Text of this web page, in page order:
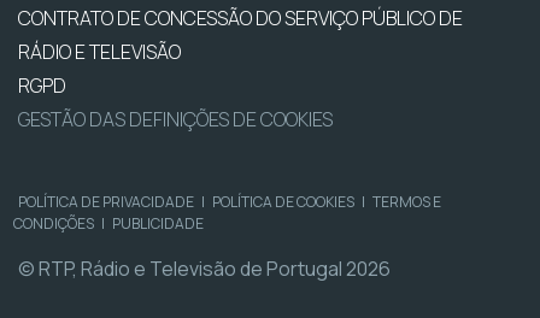
CONTRATO DE CONCESSÃO DO SERVIÇO PÚBLICO DE
RÁDIO E TELEVISÃO
RGPD
GESTÃO DAS DEFINIÇÕES DE COOKIES
POLÍTICA DE PRIVACIDADE | POLÍTICA DE COOKIES | TERMOS E
CONDIÇÕES | PUBLICIDADE
© RTP, Rádio e Televisão de Portugal 2026